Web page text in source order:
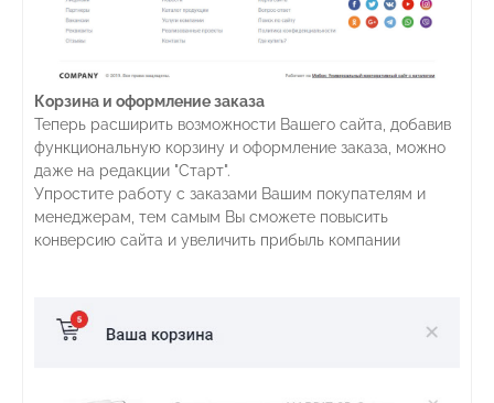
Корзина и оформление заказа
Теперь расширить возможности Вашего сайта, добавив
функциональную корзину и оформление заказа, можно
даже на редакции "Старт".
Упростите работу с заказами Вашим покупателям и
менеджерам, тем самым Вы сможете повысить
конверсию сайта и увеличить прибыль компании